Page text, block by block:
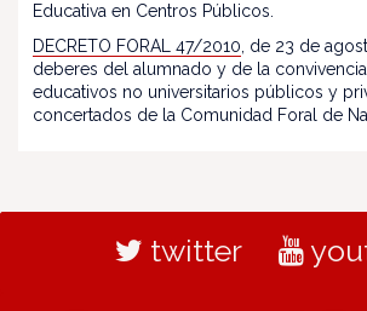
Educativa en Centros Públicos.
DECRETO FORAL 47/2010 , de 23 de
deberes del alumnado y de la
educativos no universitarios públicos y
concertados de la Comunidad Foral de
twitter